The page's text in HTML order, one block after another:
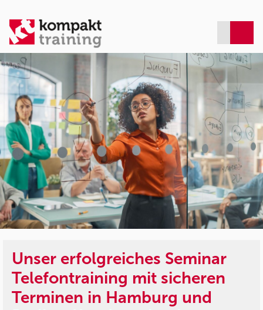
Unser erfolgreiches Seminar
Telefontraining mit sicheren
Terminen in Hamburg und